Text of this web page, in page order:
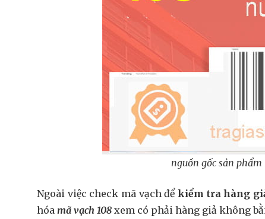
nguồn gốc sản phẩm
Ngoài việc check mã vạch để kiểm tra hàng
hóa mã vạch 108 xem có phải hàng giả không